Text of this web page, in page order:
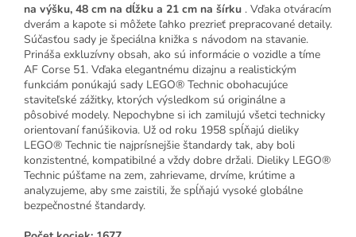
na výšku, 48 cm na dĺžku a 21 cm na šírku . Vďaka otváracím
dverám a kapote si môžete ľahko prezrieť prepracované detaily.
Súčasťou sady je špeciálna knižka s návodom na stavanie.
Prináša exkluzívny obsah, ako sú informácie o vozidle a tíme
AF Corse 51. Vďaka elegantnému dizajnu a realistickým
funkciám ponúkajú sady LEGO® Technic obohacujúce
staviteľské zážitky, ktorých výsledkom sú originálne a
pôsobivé modely. Nepochybne si ich zamilujú všetci technicky
orientovaní fanúšikovia. Už od roku 1958 spĺňajú dieliky
LEGO® Technic tie najprísnejšie štandardy tak, aby boli
konzistentné, kompatibilné a vždy dobre držali. Dieliky LEGO®
Technic púšťame na zem, zahrievame, drvíme, krútime a
analyzujeme, aby sme zaistili, že spĺňajú vysoké globálne
bezpečnostné štandardy.